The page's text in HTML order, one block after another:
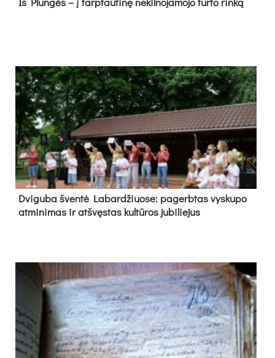
Dvi­gu­ba šven­tė La­bar­džiuo­se: pa­gerb­tas vys­ku­po
at­mi­ni­mas ir at­švęs­tas kul­tū­ros ju­bi­lie­jus